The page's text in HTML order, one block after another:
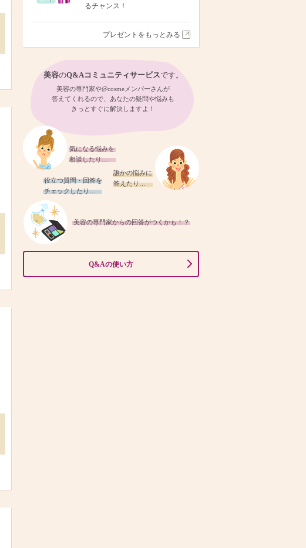
品
るチャンス！
プレゼントをもっとみる
美容のQ&Aコミュニティサービスです。
美容の専門家や@cosmeメンバーさんが
答えてくれるので、あなたの疑問や悩みも
きっとすぐに解決しますよ！
気になる悩みを
相談したり…
誰かの悩みに
答えたり…
役立つ質問・回答を
チェックしたり…
美容の専門家からの回答がつくかも！？
Q&Aの使い方